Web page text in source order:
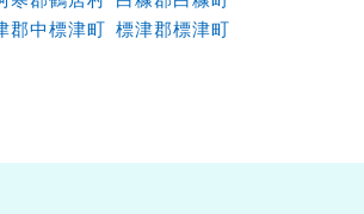
郡中標津町 標津郡標津町